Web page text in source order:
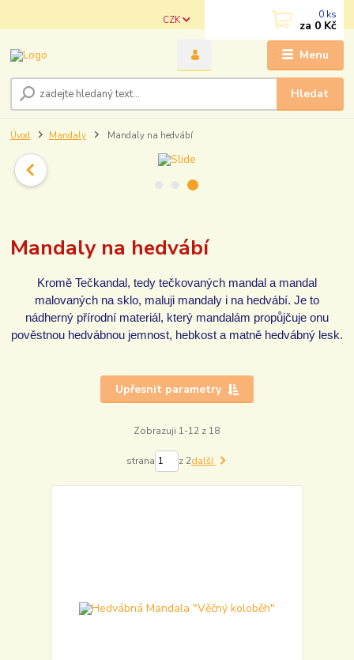
Menu
CZK
Hledat
0 ks
za 0 Kč
Úvod Mandaly Mandaly na hedvábí
Mandaly na hedvábí
Kromě Tečkandal, tedy tečkovaných mandal a mandal
malovaných na sklo, maluji mandaly i na hedvábí. Je to
nádherný přírodní materiál, který mandalám propůjčuje onu
pověstnou hedvábnou jemnost, hebkost a matně hedvábný lesk.
Upřesnit parametry
Zobrazuji 1-12 z 18
strana z 2další